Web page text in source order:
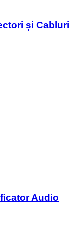
și Cabluri
Audio